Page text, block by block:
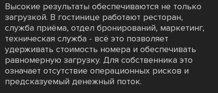
Высокие результаты обеспечиваются не только
загрузкой. В гостинице работают ресторан,
служба приёма, отдел бронирований, маркетинг,
техническая служба - всё это позволяет
удерживать стоимость номера и обеспечивать
равномерную загрузку. Для собственника это
означает отсутствие операционных рисков и
предсказуемый денежный поток.